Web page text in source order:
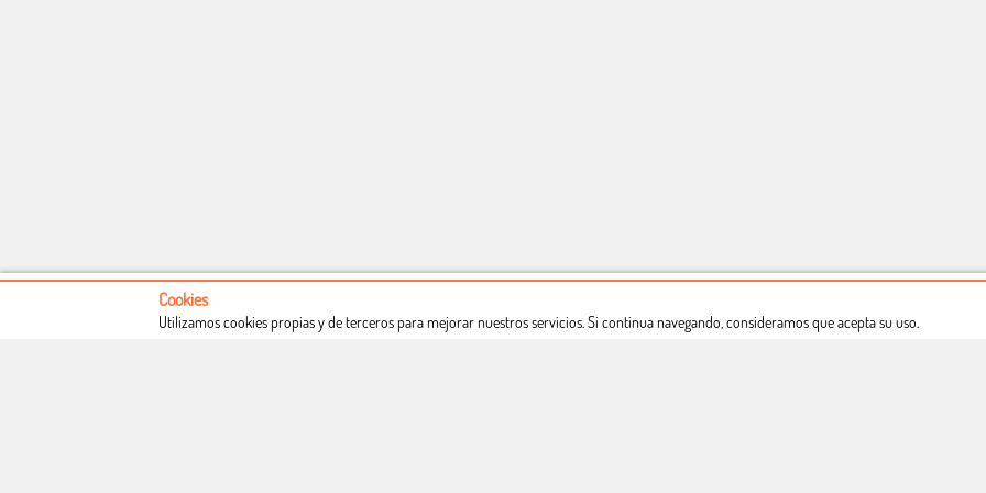
Condiciones de uso Proceso de compra Dónde estamos Política privacidad Derecho a desistimiento
Cookies
Utilizamos cookies propias y de terceros para mejorar nuestros servicios. Si continua navegando, consideramos que acepta su uso.